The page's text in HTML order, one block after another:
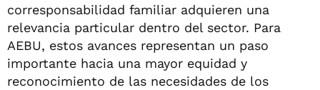
corresponsabilidad familiar adquieren una
relevancia particular dentro del sector. Para
AEBU, estos avances representan un paso
importante hacia una mayor equidad y
reconocimiento de las necesidades de los